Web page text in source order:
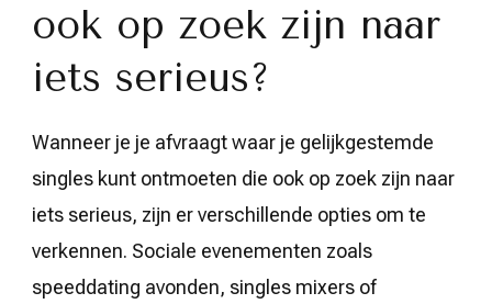
ook op zoek zijn naar
iets serieus?
Wanneer je je afvraagt waar je gelijkgestemde
singles kunt ontmoeten die ook op zoek zijn naar
iets serieus, zijn er verschillende opties om te
verkennen. Sociale evenementen zoals
speeddating avonden, singles mixers of